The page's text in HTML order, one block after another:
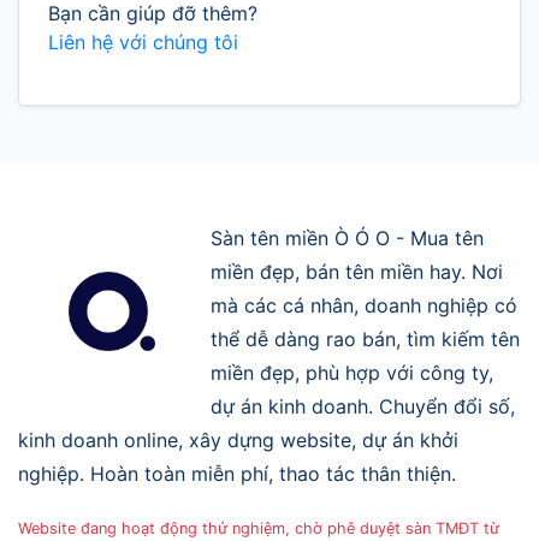
Bạn cần giúp đỡ thêm?
Liên hệ với chúng tôi
Sàn tên miền Ò Ó O - Mua tên
miền đẹp, bán tên miền hay. Nơi
mà các cá nhân, doanh nghiệp có
thể dễ dàng rao bán, tìm kiếm tên
miền đẹp, phù hợp với công ty,
dự án kinh doanh. Chuyển đổi số,
kinh doanh online, xây dựng website, dự án khởi
nghiệp. Hoàn toàn miễn phí, thao tác thân thiện.
Website đang hoạt động thử nghiệm, chờ phê duyệt sàn TMĐT từ